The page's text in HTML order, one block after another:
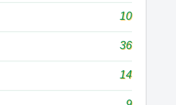
10
36
14